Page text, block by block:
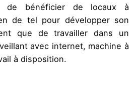
de bénéficier de locaux à
de tel pour développer son
que de travailler dans un
avec internet, machine à
à disposition.